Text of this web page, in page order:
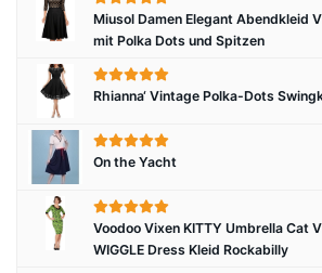
Miusol Damen Elegant Abendkleid
mit Polka Dots und Spitzen
Rhianna‘ Vintage Polka-Dots
On the Yacht
Voodoo Vixen KITTY Umbrella Cat
WIGGLE Dress Kleid Rockabilly